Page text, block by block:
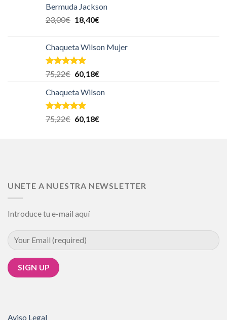
Bermuda Jackson
23,00€ 18,40€
Chaqueta Wilson Mujer
Valorado en
5.00
75,22€ 60,18€
Chaqueta Wilson
Valorado en
5.00
75,22€ 60,18€
UNETE A NUESTRA NEWSLETTER
Introduce tu e-mail aquí
Aviso Legal